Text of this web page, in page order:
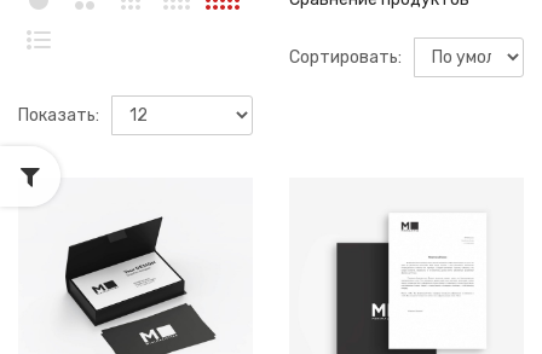
Сортировать:
Показать: